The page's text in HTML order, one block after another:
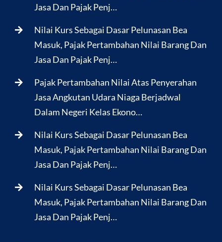
Jasa Dan Pajak Penj…
Nilai Kurs Sebagai Dasar Pelunasan Bea
Masuk, Pajak Pertambahan Nilai Barang Dan
Jasa Dan Pajak Penj…
Pajak Pertambahan Nilai Atas Penyerahan
Jasa Angkutan Udara Niaga Berjadwal
Dalam Negeri Kelas Ekono…
Nilai Kurs Sebagai Dasar Pelunasan Bea
Masuk, Pajak Pertambahan Nilai Barang Dan
Jasa Dan Pajak Penj…
Nilai Kurs Sebagai Dasar Pelunasan Bea
Masuk, Pajak Pertambahan Nilai Barang Dan
Jasa Dan Pajak Penj…